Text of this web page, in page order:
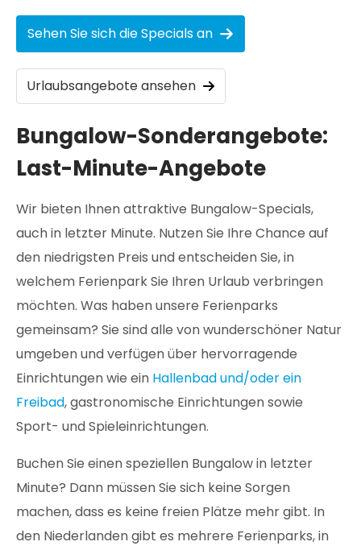
Sehen Sie sich die Specials an
Urlaubsangebote ansehen
Bungalow-Sonderangebote:
Last-Minute-Angebote
Wir bieten Ihnen attraktive Bungalow-Specials,
auch in letzter Minute. Nutzen Sie Ihre Chance auf
den niedrigsten Preis und entscheiden Sie, in
welchem Ferienpark Sie Ihren Urlaub verbringen
möchten. Was haben unsere Ferienparks
gemeinsam? Sie sind alle von wunderschöner Natur
umgeben und verfügen über hervorragende
Einrichtungen wie ein Hallenbad und/oder ein
Freibad, gastronomische Einrichtungen sowie
Sport- und Spieleinrichtungen.
Buchen Sie einen speziellen Bungalow in letzter
Minute? Dann müssen Sie sich keine Sorgen
machen, dass es keine freien Plätze mehr gibt. In
den Niederlanden gibt es mehrere Ferienparks, in